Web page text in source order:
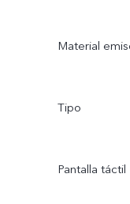
Material
Tipo
Pantalla táctil